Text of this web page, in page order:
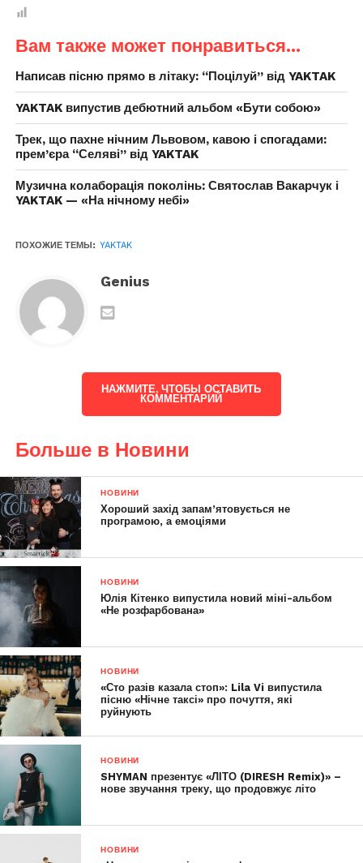
Вам также может понравиться...
Написав пісню прямо в літаку: “Поцілуй” від YAKTAK
YAKTAK випустив дебютний альбом «Бути собою»
Трек, що пахне нічним Львовом, кавою і спогадами:
прем’єра “Селяві” від YAKTAK
Музична колаборація поколінь: Святослав Вакарчук і
YAKTAK — «На нічному небі»
ПОХОЖИЕ ТЕМЫ: YAKTAK
Genius
НАЖМИТЕ, ЧТОБЫ ОСТАВИТЬ
КОММЕНТАРИЙ
Больше в Новини
НОВИНИ
Хороший захід запам’ятовується не
програмою, а емоціями
НОВИНИ
Юлія Кітенко випустила новий міні-альбом
«Не розфарбована»
НОВИНИ
«Сто разів казала стоп»: Lila Vi випустила
пісню «Нічне таксі» про почуття, які
руйнують
НОВИНИ
SHYMAN презентує «ЛІТО (DIRESH Remix)» –
нове звучання треку, що продовжує літо
НОВИНИ